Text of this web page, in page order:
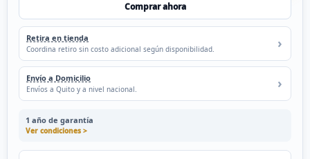
Comprar ahora
Retira en tienda
Coordina retiro sin costo adicional según disponibilidad.
Envío a Domicilio
Envíos a Quito y a nivel nacional.
1 año de garantía
Ver condiciones >